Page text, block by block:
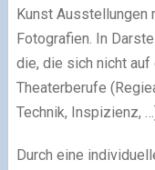
Kunst Ausstellungen
Fotografien. In
die, die sich nicht auf
Theaterberufe
Technik, Inspizienz,
Durch eine